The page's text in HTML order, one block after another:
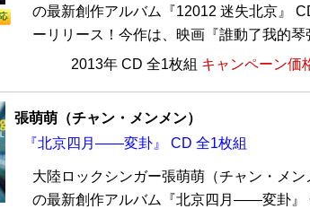
の最新創作アルバム『12012 迷失北京』
ーリリース！今作は、映画『誰動了我的琴
2013年 CD 全1枚組 キャンペーン価
張萌萌（チャン・メンメン）
『北京四月――変卦』 CD 全1枚組
大陸ロックシンガー張萌萌（チャン・メ
の最新創作アルバム『北京四月――変卦』